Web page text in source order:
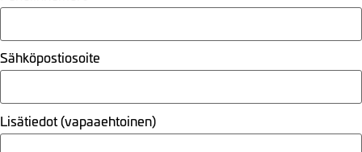
Sähköpostiosoite
Lisätiedot (vapaaehtoinen)